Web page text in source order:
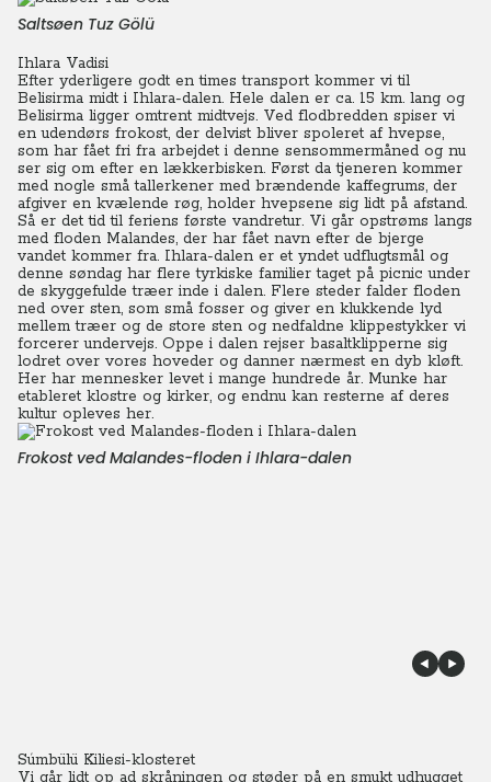
Saltsøen Tuz Gölü
Ihlara Vadisi
Efter yderligere godt en times transport kommer vi til
Belisirma midt i Ihlara-dalen. Hele dalen er ca. 15 km. lang og
Belisirma ligger omtrent midtvejs. Ved flodbredden spiser vi
en udendørs frokost, der delvist bliver spoleret af hvepse,
som har fået fri fra arbejdet i denne sensommermåned og nu
ser sig om efter en lækkerbisken. Først da tjeneren kommer
med nogle små tallerkener med brændende kaffegrums, der
afgiver en kvælende røg, holder hvepsene sig lidt på afstand.
Så er det tid til feriens første vandretur. Vi går opstrøms langs
med floden Malandes, der har fået navn efter de bjerge
vandet kommer fra. Ihlara-dalen er et yndet udflugtsmål og
denne søndag har flere tyrkiske familier taget på picnic under
de skyggefulde træer inde i dalen. Flere steder falder floden
ned over sten, som små fosser og giver en klukkende lyd
mellem træer og de store sten og nedfaldne klippestykker vi
forcerer undervejs. Oppe i dalen rejser basaltklipperne sig
lodret over vores hoveder og danner nærmest en dyb kløft.
Her har mennesker levet i mange hundrede år. Munke har
etableret klostre og kirker, og endnu kan resterne af deres
kultur opleves her.
Frokost ved Malandes-floden i Ihlara-dalen
Súmbülü Kiliesi-klosteret
Vi går lidt op ad skråningen og støder på en smukt udhugget